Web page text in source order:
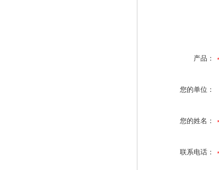
产品：
您的单位：
您的姓名：
联系电话：